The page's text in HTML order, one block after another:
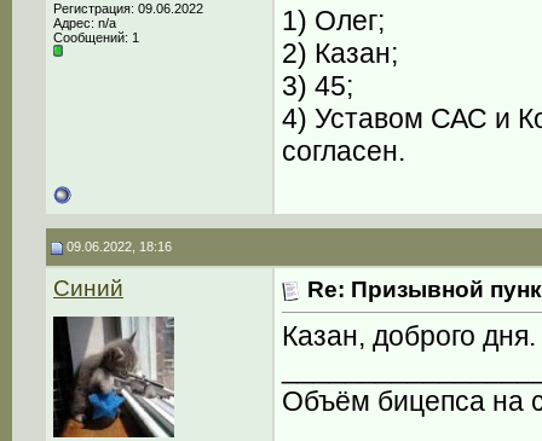
Регистрация: 09.06.2022
Адрес: n/a
Сообщений: 1
1) Олег;
2) Казан;
3) 45;
4) Уставом САС и
согласен.
09.06.2022, 18:16
Синий Re: Призывной
Казан, доброго
Объём бицепса на